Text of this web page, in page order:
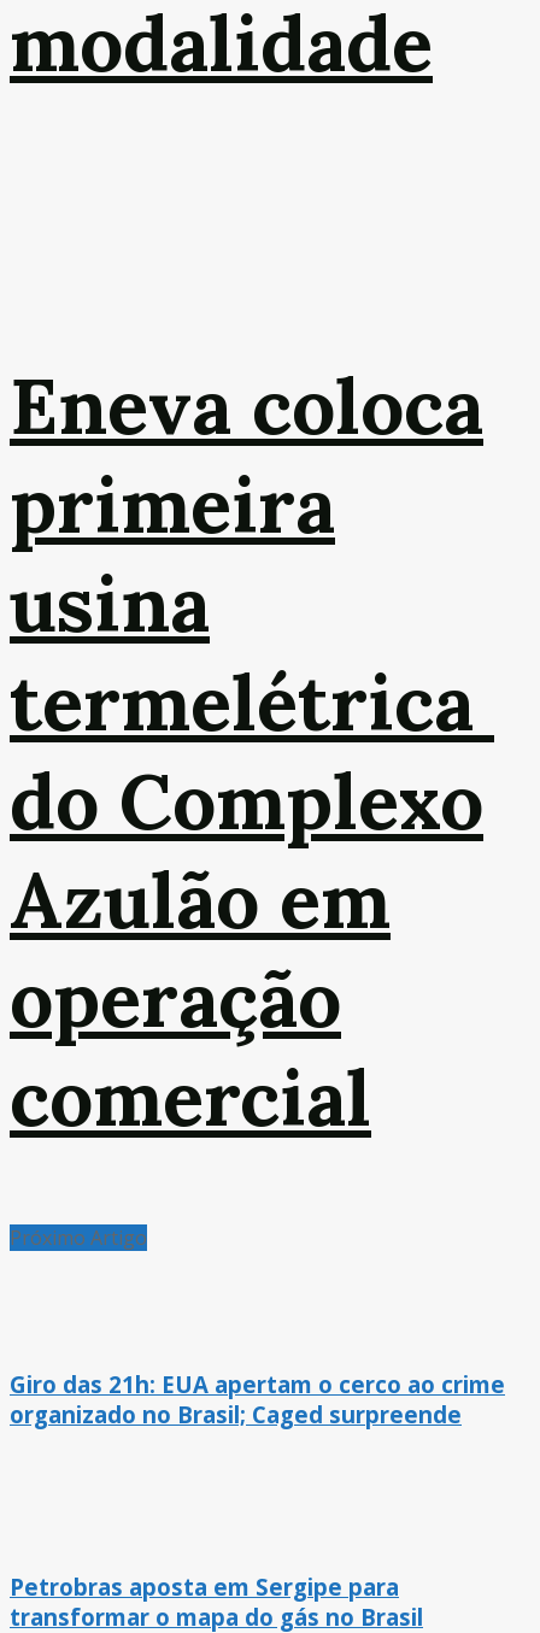
modalidade
Eneva coloca
primeira
usina
termelétrica
do Complexo
Azulão em
operação
comercial
Próximo Artigo
Giro das 21h: EUA apertam o cerco ao crime
organizado no Brasil; Caged surpreende
Petrobras aposta em Sergipe para
transformar o mapa do gás no Brasil